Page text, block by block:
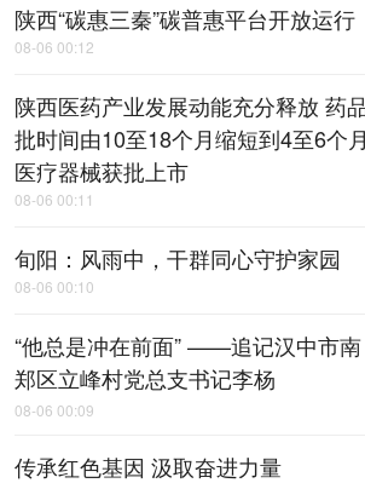
陕西“碳惠三秦”碳普惠平台开放运行
08-06 00:12
陕西医药产业发展动能充分释放 药
批时间由10至18个月缩短到4至6个
医疗器械获批上市
08-06 00:11
旬阳：风雨中，​干群同心守护家园
08-06 00:10
“他总是冲在前面” ——追记汉中市南
郑区立峰村党总支书记李杨
08-06 00:09
传承红色基因 汲取奋进力量